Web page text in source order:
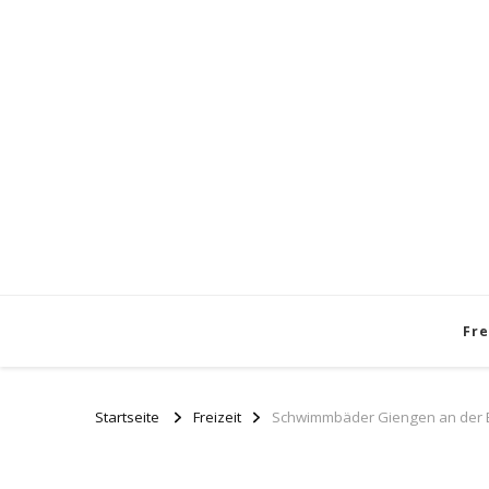
Startseite Freizeit Schwimmbäder Giengen an der